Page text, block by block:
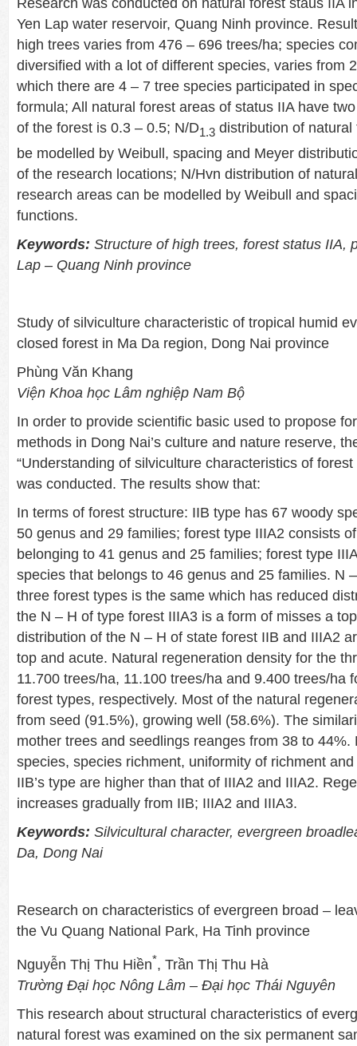
Research was conducted on natural forest staus IIA
Yen Lap water reservoir, Quang Ninh province.
high trees varies from 476 – 696 trees/ha; species
diversified with a lot of different species, varies from
which there are 4 – 7 tree species participated in
formula; All natural forest areas of status IIA have
of the forest is 0.3 – 0.5; N/D1.3 distribution of
be modelled by Weibull, spacing and Meyer
of the research locations; N/Hvn distribution of
research areas can be modelled by Weibull and
functions.
Keywords: Structure of high trees, forest status IIA,
Lap – Quang Ninh province
Study of silviculture characteristic of tropical humid
closed forest in Ma Da region, Dong Nai province
Phùng Văn Khang
Viện Khoa học Lâm nghiệp Nam Bộ
In order to provide scientific basic used to propose
methods in Dong Nai’s culture and nature reserve,
“Understanding of silviculture characteristics of
was conducted. The results show that:
In terms of forest structure: IIB type has 67 woody
50 genus and 29 families; forest type IIIA2 consists
belonging to 41 genus and 25 families; forest type
species that belongs to 46 genus and 25 families. N
three forest types is the same which has reduced
the N – H of type forest IIIA3 is a form of misses a
distribution of the N – H of state forest IIB and IIIA2
top and acute. Natural regeneration density for the
11.700 trees/ha, 11.100 trees/ha and 9.400 trees/ha
forest types, respectively. Most of the natural
from seed (91.5%), growing well (58.6%). The
mother trees and seedlings reanges from 38 to 44%.
species, species richment, uniformity of richment
IIB’s type are higher than that of IIIA2 and IIIA2.
increases gradually from IIB; IIIA2 and IIIA3.
Keywords: Silvicultural character, evergreen
Da, Dong Nai
Research on characteristics of evergreen broad –
the Vu Quang National Park, Ha Tinh province
Nguyễn Thị Thu Hiền*, Trần Thị Thu Hà
Trường Đại học Nông Lâm – Đại học Thái Nguyên
This research about structural characteristics of
natural forest was examined on the six permanent